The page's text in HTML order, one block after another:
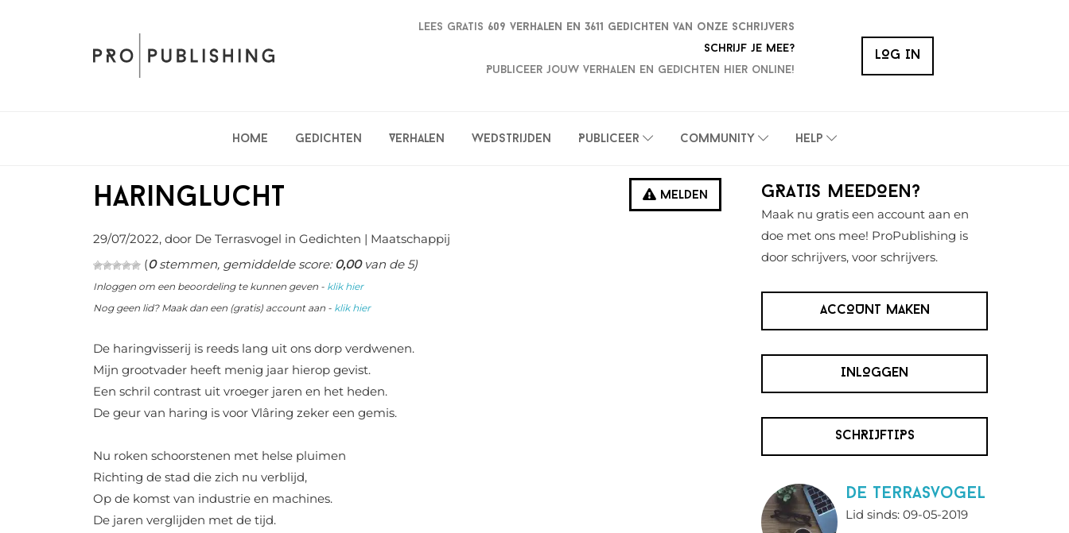
Lees gratis 609 verhalen en 3611 gedichten van onze schrijvers
Schrijf je mee?
Publiceer jouw verhalen en gedichten hier online!
LOG IN
Home Gedichten Verhalen Wedstrijden Publiceer Community Help
Melden
Haringlucht
29/07/2022, door De Terrasvogel in Gedichten | Maatschappij
(0stemmen, gemiddelde score:0,00van de 5)
Inloggen om een beoordeling te kunnen geven - klik hier
Nog geen lid? Maak dan een (gratis) account aan - klik hier
De haringvisserij is reeds lang uit ons dorp verdwenen.
Mijn grootvader heeft menig jaar hierop gevist.
Een schril contrast uit vroeger jaren en het heden.
De geur van haring is voor Vlâring zeker een gemis.
Nu roken schoorstenen met helse pluimen
Richting de stad die zich nu verblijd,
Op de komst van industrie en machines.
De jaren verglijden met de tijd.
Primaire
Sidebar
GRATIS MEEDOEN?
Maak nu gratis een account aan en
doe met ons mee! ProPublishing is
door schrijvers, voor schrijvers.
ACCOUNT MAKEN
INLOGGEN
SCHRIJFTIPS
De Terrasvogel
Lid sinds: 09-05-2019